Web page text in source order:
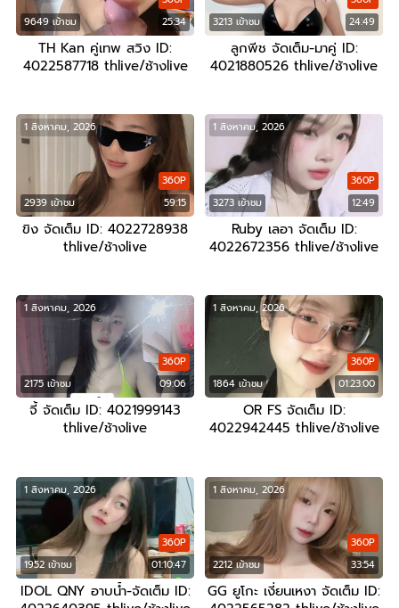
9649 เข้าชม 25:34
TH Kan คู่เทพ สวิง ID:
4022587718 thlive/ช้างlive
3213 เข้าชม 24:49
ลูกพีช จัดเต็ม-มาคู่ ID:
4021880526 thlive/ช้างlive
2939 เข้าชม 59:15
360P
1 สิงหาคม, 2026
ขิง จัดเต็ม ID: 4022728938
thlive/ช้างlive
3273 เข้าชม 12:49
360P
1 สิงหาคม, 2026
Ruby เลอา จัดเต็ม ID:
4022672356 thlive/ช้างlive
2175 เข้าชม 09:06
360P
1 สิงหาคม, 2026
จี้ จัดเต็ม ID: 4021999143
thlive/ช้างlive
1864 เข้าชม 01:23:00
360P
1 สิงหาคม, 2026
OR FS จัดเต็ม ID:
4022942445 thlive/ช้างlive
1952 เข้าชม 01:10:47
360P
1 สิงหาคม, 2026
IDOL QNY อาบน้ำ-จัดเต็ม ID:
2212 เข้าชม 33:54
360P
1 สิงหาคม, 2026
GG ยูโกะ เงี่ยนเหงา จัดเต็ม ID: